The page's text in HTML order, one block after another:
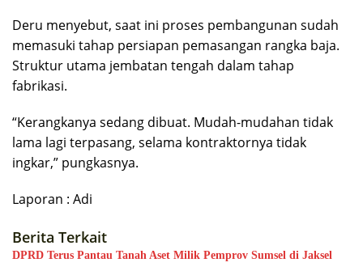
Deru menyebut, saat ini proses pembangunan sudah
memasuki tahap persiapan pemasangan rangka baja.
Struktur utama jembatan tengah dalam tahap
fabrikasi.
“Kerangkanya sedang dibuat. Mudah-mudahan tidak
lama lagi terpasang, selama kontraktornya tidak
ingkar,” pungkasnya.
Laporan : Adi
Berita Terkait
DPRD Terus Pantau Tanah Aset Milik Pemprov Sumsel di Jaksel